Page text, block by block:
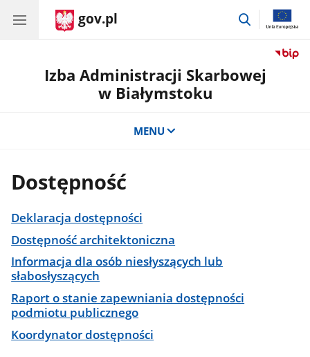
gov.pl
przejdź
Izba Administracji Skarbowej
w Białymstoku
MENU
Dostępność
Deklaracja dostępności
Dostępność architektoniczna
Informacja dla osób niesłyszących lub
słabosłyszących
Raport o stanie zapewniania dostępności
podmiotu publicznego
Koordynator dostępności